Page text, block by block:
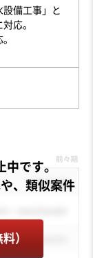
備工事」と
応。
です。
、類似案件
）